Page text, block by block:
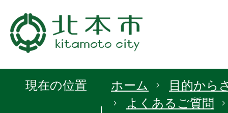
現在の位置 ホーム
目的から
よくあるご質問